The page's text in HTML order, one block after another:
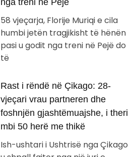
nga treni në Pejë
58 vjeçarja, Florije Muriqi e cila
humbi jetën tragjikisht të hënën
pasi u godit nga treni në Pejë do
të
Rast i rëndë në Çikago: 28-
vjeçari vrau partneren dhe
foshnjën gjashtëmuajshe, i theri
mbi 50 herë me thikë
Ish-ushtari i Ushtrisë nga Çikago